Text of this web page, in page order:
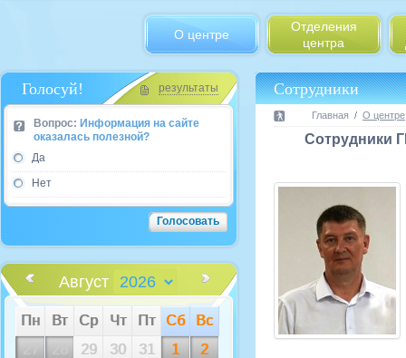
О центре
Отделения
центра
результаты
Голосуй!
Вопрос: Информация на сайте
оказалась полезной?
Да
Нет
Август
Пн Вт Ср Чт Пт Сб
Вс
29 30 31 1
2
Сотрудники
Главная О центре
Сотрудники